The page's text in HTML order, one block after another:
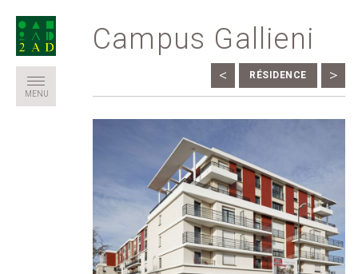
MENU
Campus Gallieni
< RÉSIDENCE >